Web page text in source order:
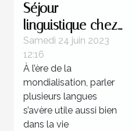
Séjour
linguistique chez
un professeur : 4
bonnes raisons
d’opter pour ce
programme
Samedi 24 juin 2023
12:16
À l’ère de la
mondialisation, parler
plusieurs langues
s’avère utile aussi bien
dans la vie